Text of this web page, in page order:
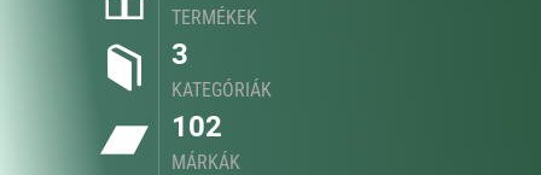
TERMÉKEK
3
KATEGÓRIÁK
102
MÁRKÁK